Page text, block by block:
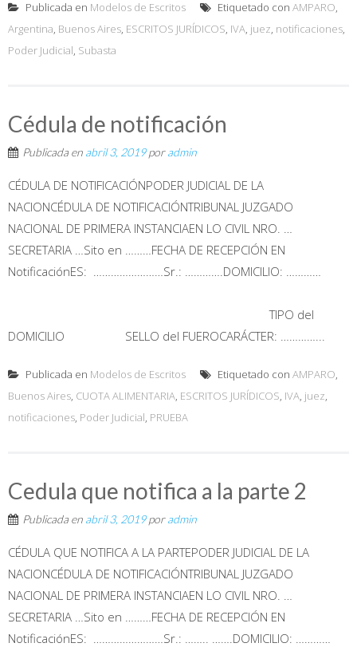
Publicada en Modelos de Escritos Etiquetado con AMPARO,
Argentina, Buenos Aires, ESCRITOS JURÍDICOS, IVA, juez, notificaciones,
Poder Judicial, Subasta
Cédula de notificación
Publicada en abril 3, 2019poradmin
CÉDULA DE NOTIFICACIÓNPODER JUDICIAL DE LA
NACIONCÉDULA DE NOTIFICACIÓNTRIBUNAL JUZGADO
NACIONAL DE PRIMERA INSTANCIAEN LO CIVIL NRO. …
SECRETARIA …Sito en ………FECHA DE RECEPCIÓN EN
NotificaciónES: ……………………Sr.: ………….DOMICILIO: …………
TIPO del
DOMICILIO SELLO del FUEROCARÁCTER: …………...
Publicada en Modelos de Escritos Etiquetado con AMPARO,
Buenos Aires, CUOTA ALIMENTARIA, ESCRITOS JURÍDICOS, IVA, juez,
notificaciones, Poder Judicial, PRUEBA
Cedula que notifica a la parte 2
Publicada en abril 3, 2019poradmin
CÉDULA QUE NOTIFICA A LA PARTEPODER JUDICIAL DE LA
NACIONCÉDULA DE NOTIFICACIÓNTRIBUNAL JUZGADO
NACIONAL DE PRIMERA INSTANCIAEN LO CIVIL NRO. …
SECRETARIA …Sito en ………FECHA DE RECEPCIÓN EN
NotificaciónES: ……………………Sr.: …….. …….DOMICILIO: …………